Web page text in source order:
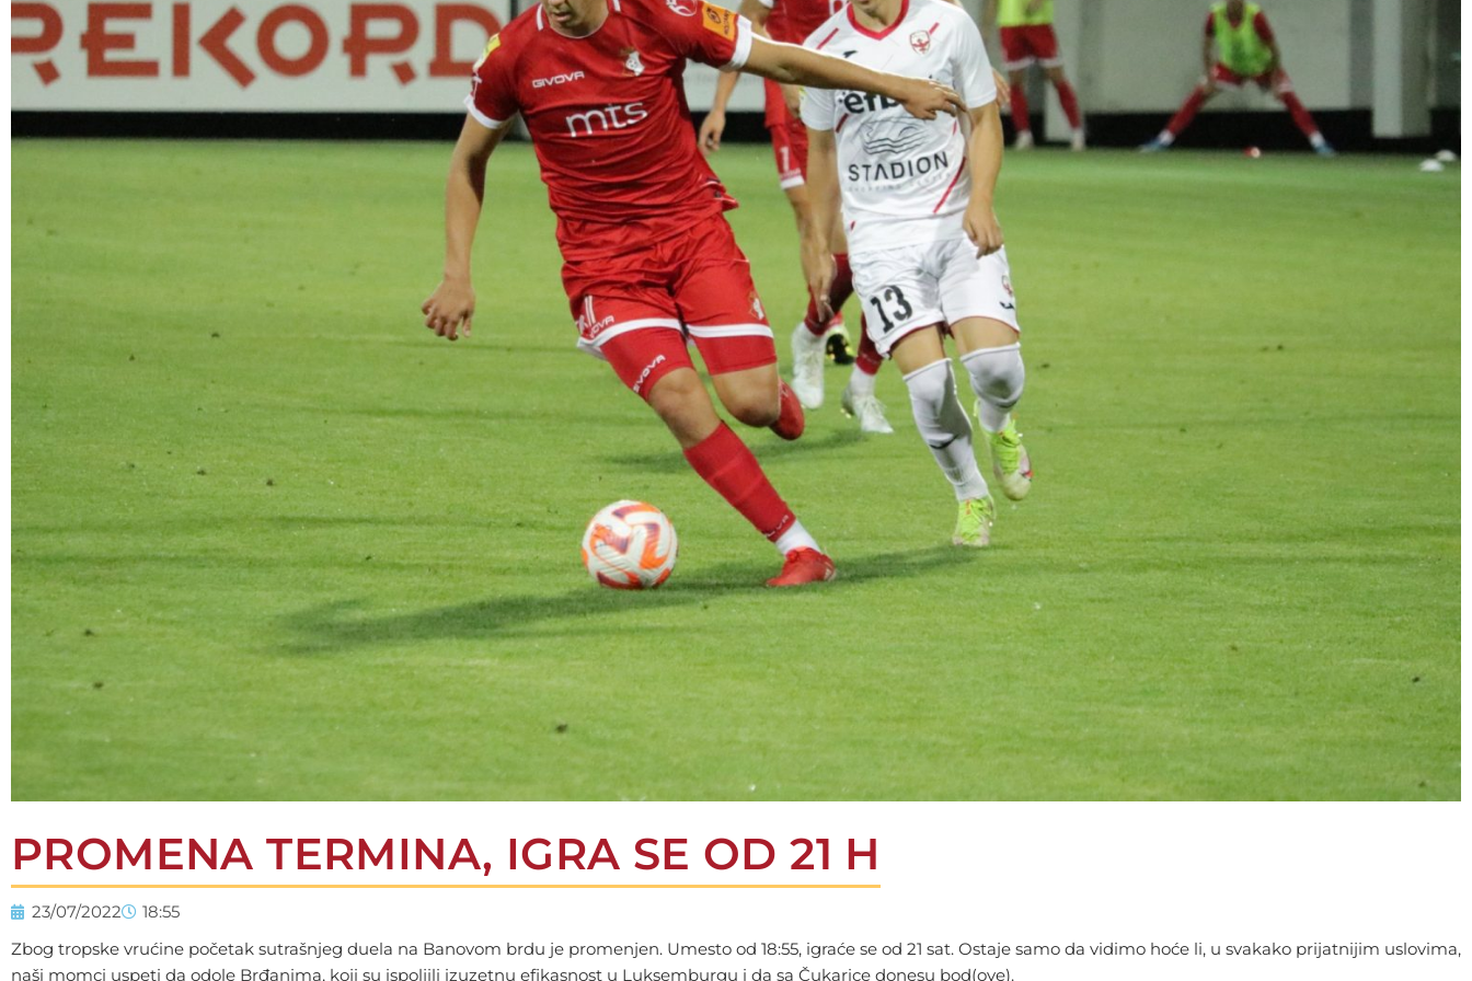
PROMENA TERMINA, IGRA SE OD 21 H
23/07/2022
18:55
Zbog tropske vrućine početak sutrašnjeg duela na Banovom brdu je promenjen. Umesto od 18:55, igraće se od 21 sat. Ostaje samo da vidimo hoće li, u svakako prijatnijim uslovima,
naši momci uspeti da odole Brđanima, koji su ispoljili izuzetnu efikasnost u Luksemburgu i da sa Čukarice donesu bod(ove).